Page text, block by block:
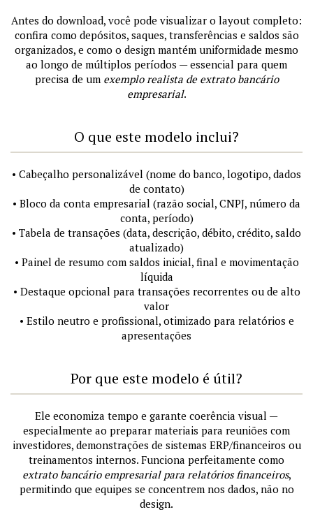
Antes do download, você pode visualizar o layout completo:
confira como depósitos, saques, transferências e saldos são
organizados, e como o design mantém uniformidade mesmo
ao longo de múltiplos períodos — essencial para quem
precisa de um exemplo realista de extrato bancário
empresarial.
O que este modelo inclui?
• Cabeçalho personalizável (nome do banco, logotipo, dados
de contato)
• Bloco da conta empresarial (razão social, CNPJ, número da
conta, período)
• Tabela de transações (data, descrição, débito, crédito, saldo
atualizado)
• Painel de resumo com saldos inicial, final e movimentação
líquida
• Destaque opcional para transações recorrentes ou de alto
valor
• Estilo neutro e profissional, otimizado para relatórios e
apresentações
Por que este modelo é útil?
Ele economiza tempo e garante coerência visual —
especialmente ao preparar materiais para reuniões com
investidores, demonstrações de sistemas ERP/financeiros ou
treinamentos internos. Funciona perfeitamente como
extrato bancário empresarial para relatórios financeiros,
permitindo que equipes se concentrem nos dados, não no
design.